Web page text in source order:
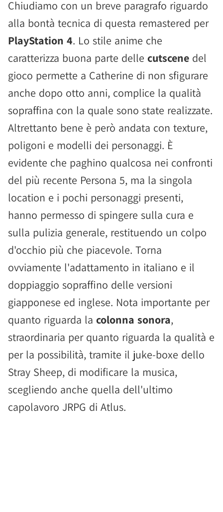
Chiudiamo con un breve paragrafo riguardo
alla bontà tecnica di questa remastered per
PlayStation 4. Lo stile anime che
caratterizza buona parte delle cutscene del
gioco permette a Catherine di non sfigurare
anche dopo otto anni, complice la qualità
sopraffina con la quale sono state realizzate.
Altrettanto bene è però andata con texture,
poligoni e modelli dei personaggi. È
evidente che paghino qualcosa nei confronti
del più recente Persona 5, ma la singola
location e i pochi personaggi presenti,
hanno permesso di spingere sulla cura e
sulla pulizia generale, restituendo un colpo
d'occhio più che piacevole. Torna
ovviamente l'adattamento in italiano e il
doppiaggio sopraffino delle versioni
giapponese ed inglese. Nota importante per
quanto riguarda la colonna sonora,
straordinaria per quanto riguarda la qualità e
per la possibilità, tramite il juke-boxe dello
Stray Sheep, di modificare la musica,
scegliendo anche quella dell'ultimo
capolavoro JRPG di Atlus.